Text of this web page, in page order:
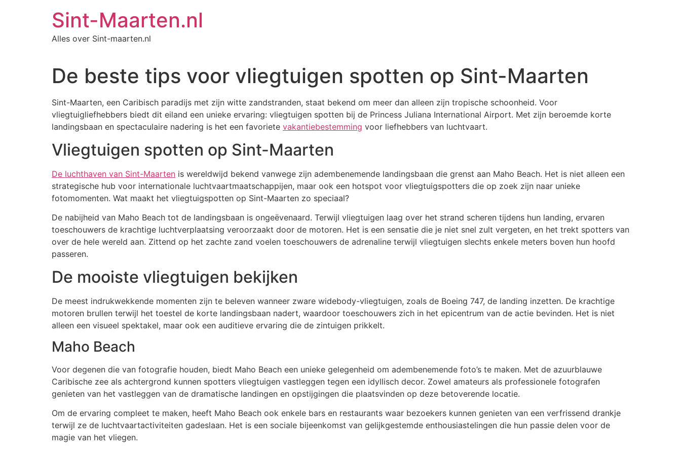
Sint-Maarten.nl
Alles over Sint-maarten.nl
De beste tips voor vliegtuigen spotten op Sint-Maarten
Sint-Maarten, een Caribisch paradijs met zijn witte zandstranden, staat bekend om meer dan alleen zijn tropische schoonheid. Voor
vliegtuigliefhebbers biedt dit eiland een unieke ervaring: vliegtuigen spotten bij de Princess Juliana International Airport. Met zijn beroemde korte
landingsbaan en spectaculaire nadering is het een favoriete vakantiebestemming voor liefhebbers van luchtvaart.
Vliegtuigen spotten op Sint-Maarten
De luchthaven van Sint-Maarten is wereldwijd bekend vanwege zijn adembenemende landingsbaan die grenst aan Maho Beach. Het is niet alleen een
strategische hub voor internationale luchtvaartmaatschappijen, maar ook een hotspot voor vliegtuigspotters die op zoek zijn naar unieke
fotomomenten. Wat maakt het vliegtuigspotten op Sint-Maarten zo speciaal?
De nabijheid van Maho Beach tot de landingsbaan is ongeëvenaard. Terwijl vliegtuigen laag over het strand scheren tijdens hun landing, ervaren
toeschouwers de krachtige luchtverplaatsing veroorzaakt door de motoren. Het is een sensatie die je niet snel zult vergeten, en het trekt spotters van
over de hele wereld aan. Zittend op het zachte zand voelen toeschouwers de adrenaline terwijl vliegtuigen slechts enkele meters boven hun hoofd
passeren.
De mooiste vliegtuigen bekijken
De meest indrukwekkende momenten zijn te beleven wanneer zware widebody-vliegtuigen, zoals de Boeing 747, de landing inzetten. De krachtige
motoren brullen terwijl het toestel de korte landingsbaan nadert, waardoor toeschouwers zich in het epicentrum van de actie bevinden. Het is niet
alleen een visueel spektakel, maar ook een auditieve ervaring die de zintuigen prikkelt.
Maho Beach
Voor degenen die van fotografie houden, biedt Maho Beach een unieke gelegenheid om adembenemende foto’s te maken. Met de azuurblauwe
Caribische zee als achtergrond kunnen spotters vliegtuigen vastleggen tegen een idyllisch decor. Zowel amateurs als professionele fotografen
genieten van het vastleggen van de dramatische landingen en opstijgingen die plaatsvinden op deze betoverende locatie.
Om de ervaring compleet te maken, heeft Maho Beach ook enkele bars en restaurants waar bezoekers kunnen genieten van een verfrissend drankje
terwijl ze de luchtvaartactiviteiten gadeslaan. Het is een sociale bijeenkomst van gelijkgestemde enthousiastelingen die hun passie delen voor de
magie van het vliegen.